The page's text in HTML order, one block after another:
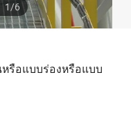
1/6
รือแบบร่องหรือแบบ